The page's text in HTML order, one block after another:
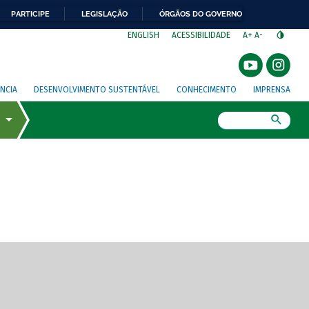
PARTICIPE LEGISLAÇÃO ÓRGÃOS DO GOVERNO
ENGLISH ACESSIBILIDADE A+ A-
DESENVOLVIMENTO SUSTENTÁVEL CONHECIMENTO IMPRENSA
de tela